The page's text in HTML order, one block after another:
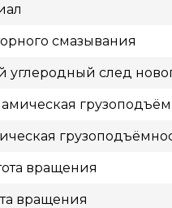
смазывания
след
вращения
вращения